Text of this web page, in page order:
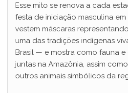
Esse mito se renova a cada
festa de iniciação masculina
vestem máscaras
uma das tradições indígenas
Brasil — e mostra como fauna e
juntas na Amazônia, assim
outros animais simbólicos da